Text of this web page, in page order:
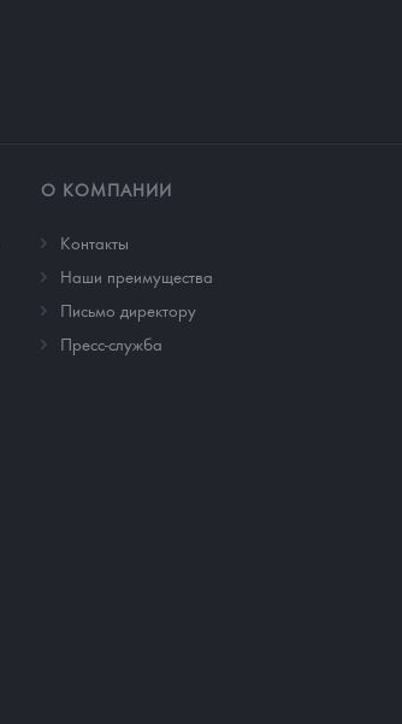
О КОМПАНИИ
Контакты
Наши преимущества
Письмо директору
Пресс-служба